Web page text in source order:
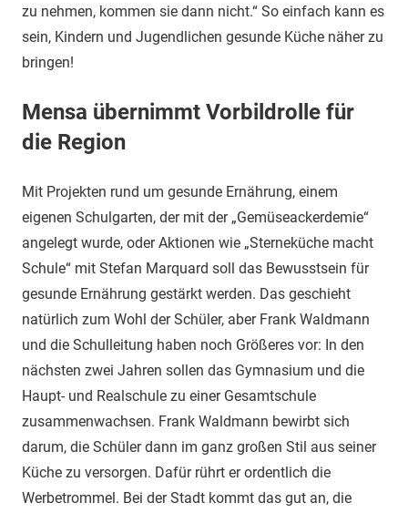
zu nehmen, kommen sie dann nicht.“ So einfach kann es
sein, Kindern und Jugendlichen gesunde Küche näher zu
bringen!
Mensa übernimmt Vorbildrolle für
die Region
Mit Projekten rund um gesunde Ernährung, einem
eigenen Schulgarten, der mit der „Gemüseackerdemie“
angelegt wurde, oder Aktionen wie „Sterneküche macht
Schule“ mit Stefan Marquard soll das Bewusstsein für
gesunde Ernährung gestärkt werden. Das geschieht
natürlich zum Wohl der Schüler, aber Frank Waldmann
und die Schulleitung haben noch Größeres vor: In den
nächsten zwei Jahren sollen das Gymnasium und die
Haupt- und Realschule zu einer Gesamtschule
zusammenwachsen. Frank Waldmann bewirbt sich
darum, die Schüler dann im ganz großen Stil aus seiner
Küche zu versorgen. Dafür rührt er ordentlich die
Werbetrommel. Bei der Stadt kommt das gut an, die